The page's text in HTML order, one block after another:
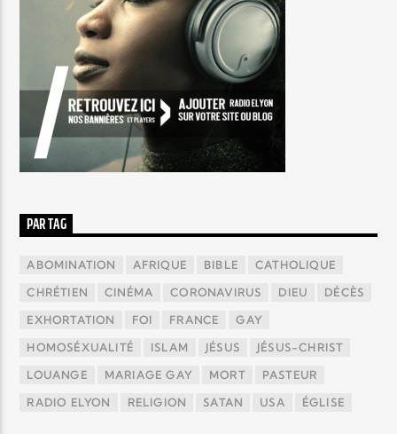
PAR TAG
ABOMINATION AFRIQUE BIBLE CATHOLIQUE
CHRÉTIEN CINÉMA CORONAVIRUS DIEU DÉCÈS
EXHORTATION FOI FRANCE GAY
HOMOSÉXUALITÉ ISLAM JÉSUS JÉSUS-CHRIST
LOUANGE MARIAGE GAY MORT PASTEUR
RADIO ELYON RELIGION SATAN USA ÉGLISE